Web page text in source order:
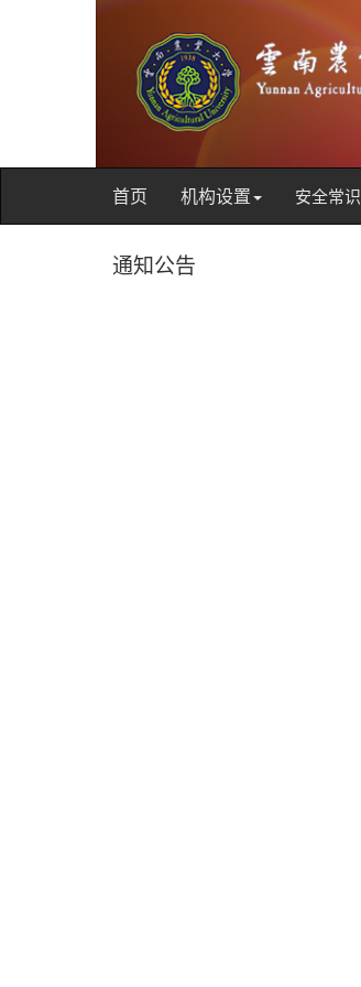
首页 机构设置 安全常识
通知公告